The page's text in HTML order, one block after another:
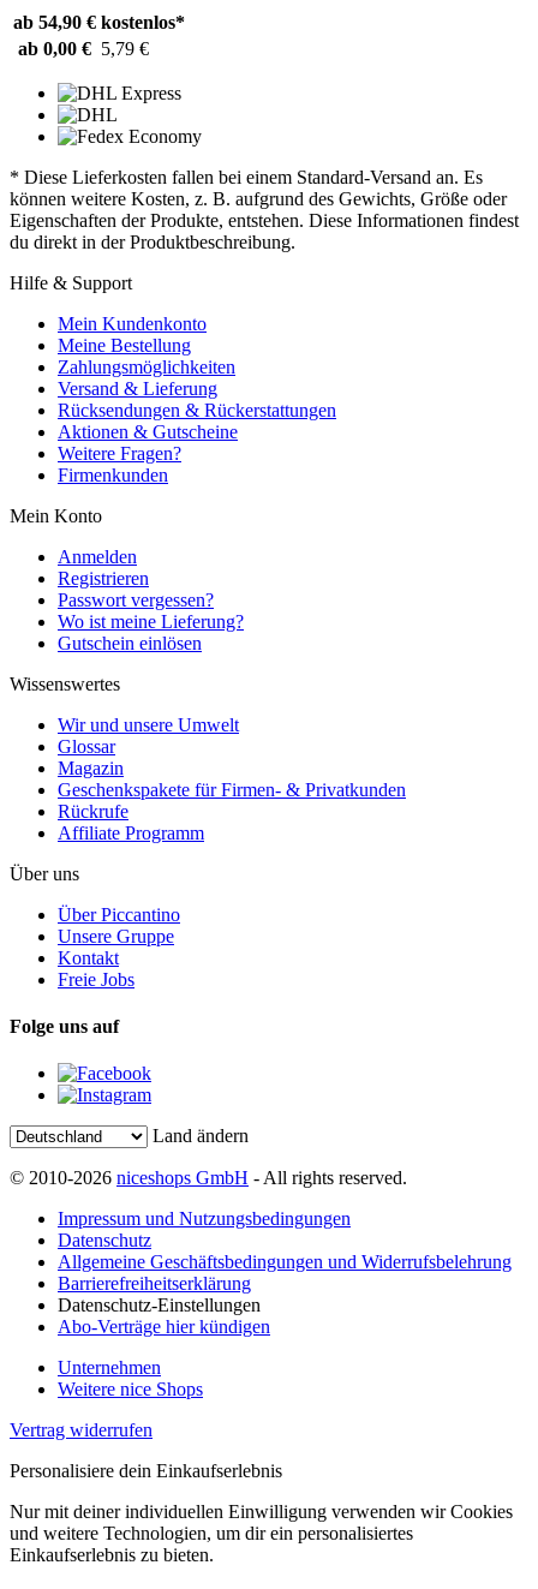
ab 54,90 € kostenlos*
ab 0,00 € 5,79 €
* Diese Lieferkosten fallen bei einem Standard-Versand an. Es
können weitere Kosten, z. B. aufgrund des Gewichts, Größe oder
Eigenschaften der Produkte, entstehen. Diese Informationen findest
du direkt in der Produktbeschreibung.
Hilfe & Support
Mein Kundenkonto
Meine Bestellung
Zahlungsmöglichkeiten
Versand & Lieferung
Rücksendungen & Rückerstattungen
Aktionen & Gutscheine
Weitere Fragen?
Firmenkunden
Mein Konto
Anmelden
Registrieren
Passwort vergessen?
Wo ist meine Lieferung?
Gutschein einlösen
Wissenswertes
Wir und unsere Umwelt
Glossar
Magazin
Geschenkspakete für Firmen- & Privatkunden
Rückrufe
Affiliate Programm
Über uns
Über Piccantino
Unsere Gruppe
Kontakt
Freie Jobs
Folge uns auf
Land ändern
© 2010-2026 niceshops GmbH - All rights reserved.
Impressum und Nutzungsbedingungen
Datenschutz
Allgemeine Geschäftsbedingungen und Widerrufsbelehrung
Barrierefreiheitserklärung
Datenschutz-Einstellungen
Abo-Verträge hier kündigen
Unternehmen
Weitere nice Shops
Vertrag widerrufen
Personalisiere dein Einkaufserlebnis
Nur mit deiner individuellen Einwilligung verwenden wir Cookies
und weitere Technologien, um dir ein personalisiertes
Einkaufserlebnis zu bieten.